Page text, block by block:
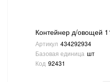
Контейнер д/овощей
Артикул 434292934
Базовая единица шт
Код 92431